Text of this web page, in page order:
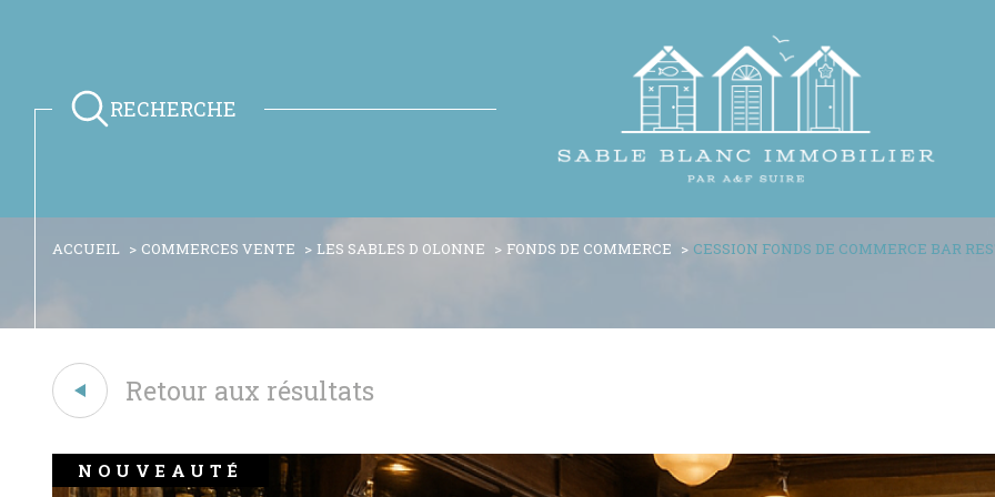
RECHERCHE
ACCUEIL COMMERCES VENTE LES SABLES D OLONNE FONDS DE COMMERCE CESSION FONDS DE COMMERCE BAR
Retour aux résultats
NOUVEAUTÉ